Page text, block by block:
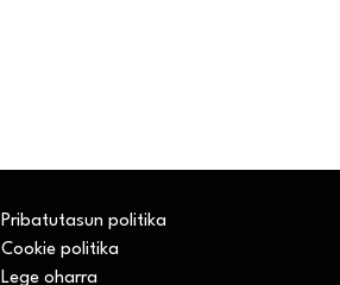
Pribatutasun politika
Cookie politika
Lege oharra